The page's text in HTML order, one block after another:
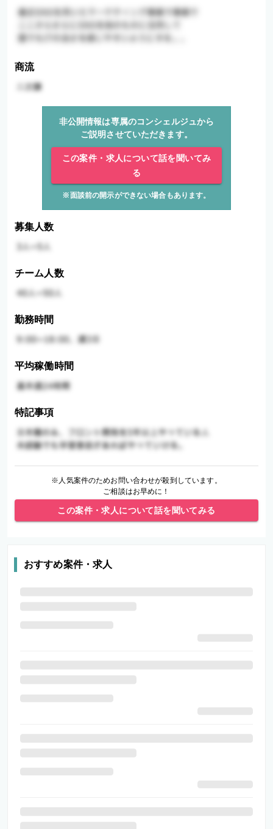
商流
非公開情報は専属のコンシェルジュから
ご説明させていただきます。
この案件・求人について話を聞いてみ
る
※面談前の開示ができない場合もあります。
募集人数
チーム人数
勤務時間
平均稼働時間
特記事項
※人気案件のためお問い合わせが殺到しています。
ご相談はお早めに！
この案件・求人について話を聞いてみる
おすすめ案件・求人